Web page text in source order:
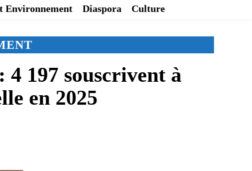
Environnement Diaspora Culture
197 souscrivent à
en 2025